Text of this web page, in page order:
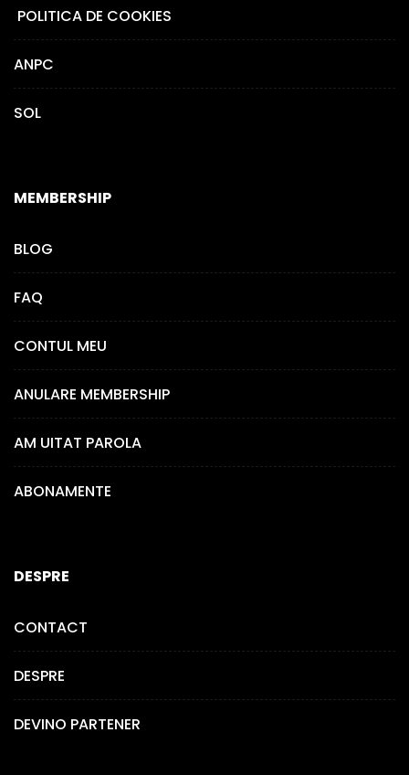
POLITICA DE COOKIES
ANPC
SOL
MEMBERSHIP
BLOG
FAQ
CONTUL MEU
ANULARE MEMBERSHIP
AM UITAT PAROLA
ABONAMENTE
DESPRE
CONTACT
DESPRE
DEVINO PARTENER